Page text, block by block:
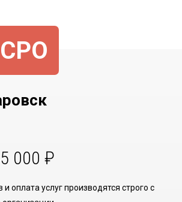
000 ₽
и оплата услуг производятся строго с